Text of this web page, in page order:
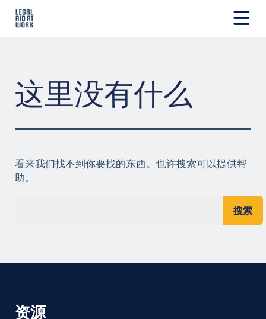
这里没有什么
看来我们找不到你要找的东西。也许搜索可以提供帮
助。
资源